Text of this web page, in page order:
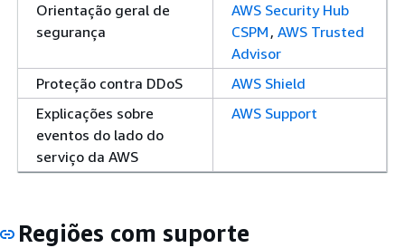
Orientação geral de
segurança
AWS Security Hub
CSPM , AWS Trusted
Advisor
Proteção contra DDoS
AWS Shield
Explicações sobre
eventos do lado do
serviço da AWS
AWS Support
Regiões com suporte